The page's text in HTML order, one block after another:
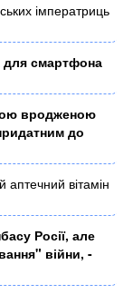
імператриць
для смартфона
вродженою
до
вітамін
Росії, але
війни, -